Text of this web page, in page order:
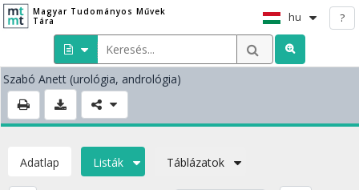
Magyar Tudományos Művek
Tára
hu ?
Szabó Anett (urológia, andrológia)
Adatlap Listák Táblázatok